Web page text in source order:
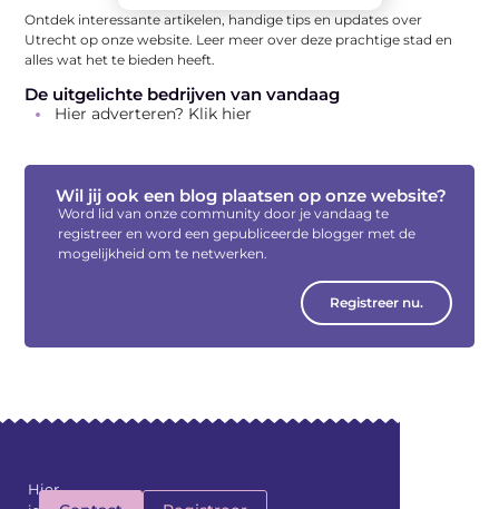
Ontdek interessante artikelen, handige tips en updates over
Utrecht op onze website. Leer meer over deze prachtige stad en
alles wat het te bieden heeft.
De uitgelichte bedrijven van vandaag
Hier adverteren? Klik hier
Wil jij ook een blog plaatsen op onze website?
Word lid van onze community door je vandaag te
registreer en word een gepubliceerde blogger met de
mogelijkheid om te netwerken.
Registreer nu.
Hier